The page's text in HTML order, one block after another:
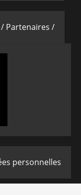
Partenaires /
personnelles